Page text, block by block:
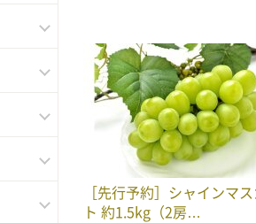
［先行予約］シャインマ
ト 約1.5kg（2房…